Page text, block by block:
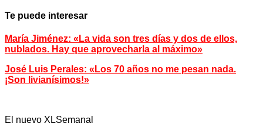
Te puede interesar
María Jiménez: «La vida son tres días y dos de ellos,
nublados. Hay que aprovecharla al máximo»
José Luis Perales: «Los 70 años no me pesan nada.
¡Son livianísimos!»
El nuevo XLSemanal